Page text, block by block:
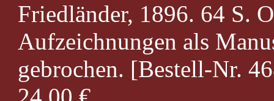
Friedländer, 1896. 64 S.
Aufzeichnungen als
gebrochen. [Bestell-Nr.